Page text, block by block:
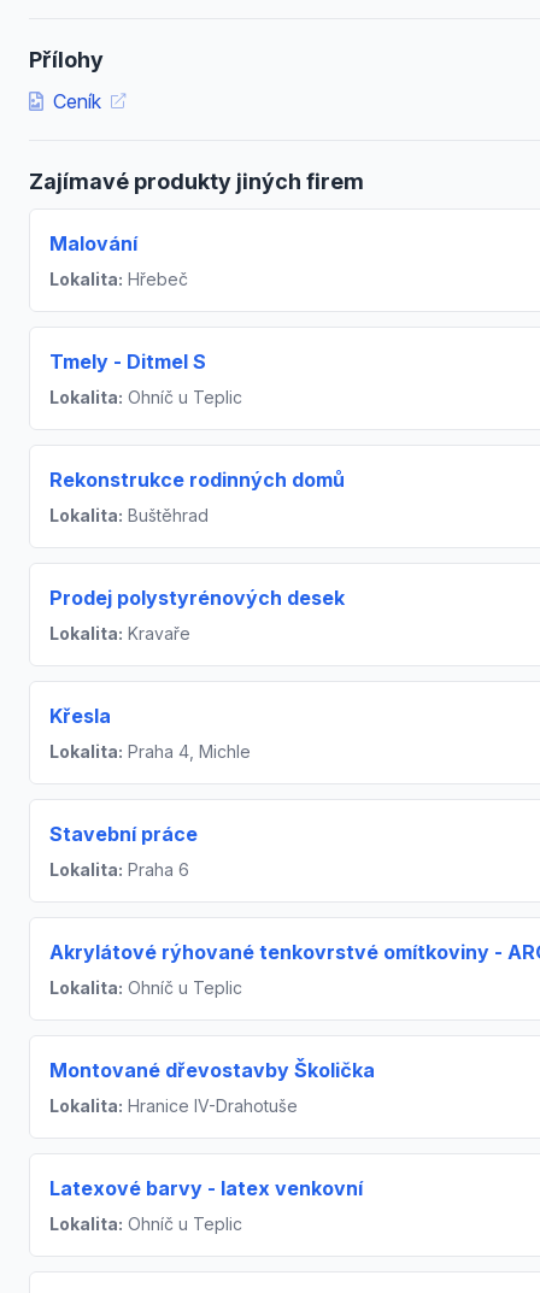
Přílohy
Ceník
Zajímavé produkty jiných firem
Malování
Lokalita: Hřebeč
Tmely - Ditmel S
Lokalita: Ohníč u Teplic
Rekonstrukce rodinných domů
Lokalita: Buštěhrad
Prodej polystyrénových desek
Lokalita: Kravaře
Křesla
Lokalita: Praha 4, Michle
Stavební práce
Lokalita: Praha 6
Akrylátové rýhované tenkovrstvé omítkoviny -
Lokalita: Ohníč u Teplic
Montované dřevostavby Školička
Lokalita: Hranice IV-Drahotuše
Latexové barvy - latex venkovní
Lokalita: Ohníč u Teplic